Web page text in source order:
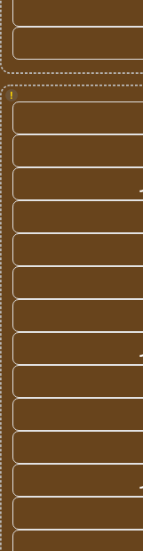
!